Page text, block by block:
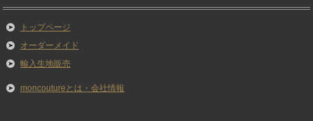
トップページ
オーダーメイド
輸入生地販売
moncoutureとは・会社情報